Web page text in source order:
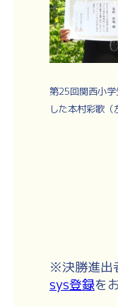
第25回関西小
した本村彩歌
※決勝進出
sys登録を